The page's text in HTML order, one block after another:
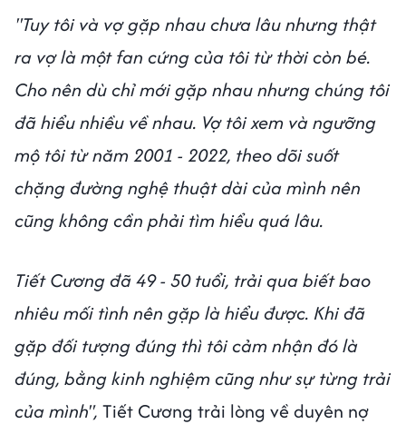
"Tuy tôi và vợ gặp nhau chưa lâu nhưng thật
ra vợ là một fan cứng của tôi từ thời còn bé.
Cho nên dù chỉ mới gặp nhau nhưng chúng tôi
đã hiểu nhiều về nhau. Vợ tôi xem và ngưỡng
mộ tôi từ năm 2001 - 2022, theo dõi suốt
chặng đường nghệ thuật dài của mình nên
cũng không cần phải tìm hiểu quá lâu.
Tiết Cương đã 49 - 50 tuổi, trải qua biết bao
nhiêu mối tình nên gặp là hiểu được. Khi đã
gặp đối tượng đúng thì tôi cảm nhận đó là
đúng, bằng kinh nghiệm cũng như sự từng trải
của mình", Tiết Cương trải lòng về duyên nợ